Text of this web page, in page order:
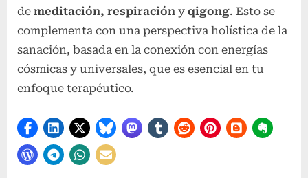
de meditación, respiración y qigong. Esto se
complementa con una perspectiva holística de la
sanación, basada en la conexión con energías
cósmicas y universales, que es esencial en tu
enfoque terapéutico.